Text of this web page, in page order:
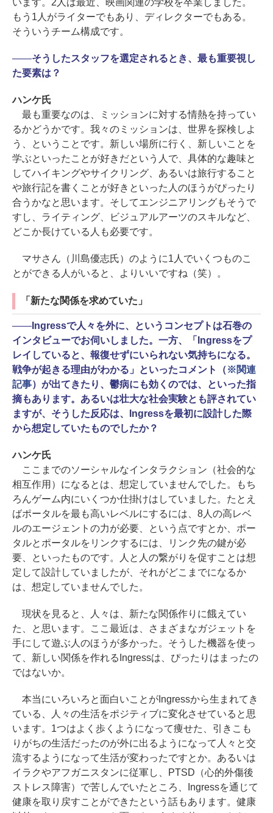
います。2人は最近、映画関連の学校を卒業しました。
もう1人がライターでもあり、ディレクターでもある。
そういうチーム構成です。
――そうしたスタッフを選定されるとき、最も重要視し
た要素は？
ハンケ氏
最も重要なのは、ミッションに対する情熱を持ってい
るかどうかです。我々のミッションは、世界を探検しよ
う、ということです。新しい場所に行く、新しいことを
学ぶといったことが好きだという人で、具体的な趣味と
してハイキングやサイクリング、あるいは旅行すること
や旅行記を書くことが好きといった人のほうがぴったり
合うかなと思います。そしてエンジニアリングもそうで
すし、ライティング、ビジュアルアーツのスキルなど、
どこか長けている人も必要です。
マサさん（川島優志氏）のように1人でいくつものこ
とができる人がいると、よりいいですね（笑）。
「新たな関係を求めていた」
――Ingressで人々を外に、というコンセプトは石巻の
インタビューでお伺いしました。一方、「Ingressをプ
レイしていると、報復せずにいられない気持ちになる。
戦争が起きる理由がわかる」といったコメント（※関連
記事）が出てきたり、鬱病にも効くのでは、といった指
摘もあります。あるいは壮大な社会実験とも評されてい
ますが、そうした反応は、Ingressを最初に設計した際
から想定していたものでしたか？
ハンケ氏
ここまでのソーシャルなインタラクション（社会的な
相互作用）になるとは、想定していませんでした。もち
ろんゲーム内にいくつか仕掛けはしていました。たとえ
ばポータルを最も高いレベルにするには、8人の高レベ
ルのエージェントの力が必要、という点ですとか、ポー
タルとポータルをリンクするには、リンク先の鍵が必
要、といったものです。人と人の繋がりを促すことは想
定して設計していましたが、それがどこまでになるか
は、想定していませんでした。
現状を見ると、人々は、新たな関係作りに餓えてい
た、と思います。ここ最近は、さまざまなガジェットを
手にして遊ぶ人のほうが多かった。そうした機器を使っ
て、新しい関係を作れるIngressは、ぴったりはまったの
ではないか。
本当にいろいろと面白いことがIngressから生まれてき
ている、人々の生活をポジティブに変化させていると思
います。1つはよく歩くようになって痩せた、引きこも
りがちの生活だったのが外に出るようになって人々と交
流するようになって生活が変わったですとか。あるいは
イラクやアフガニスタンに従軍し、PTSD（心的外傷後
ストレス障害）で苦しんでいたところ、Ingressを通じて
健康を取り戻すことができたという話もあります。健康